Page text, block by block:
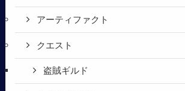
アーティファクト
クエスト
盗賊ギルド